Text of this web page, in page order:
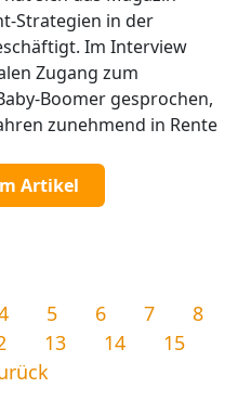
Strategien in der
Im Interview
Zugang zum
Boomer gesprochen,
zunehmend in Rente
Artikel
5 6 7
8
13 14
15